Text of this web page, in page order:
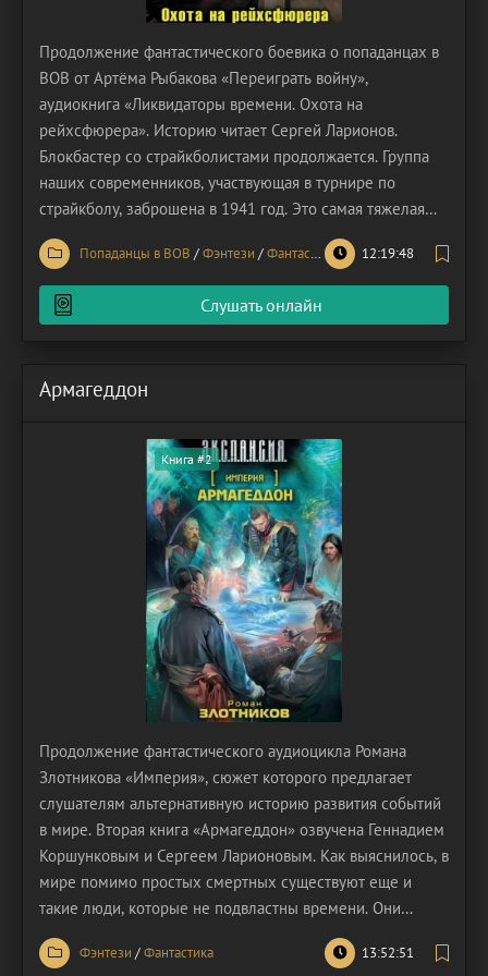
Продолжение фантастического боевика о попаданцах в
ВОВ от Артёма Рыбакова «Переиграть войну»,
аудиокнига «Ликвидаторы времени. Охота на
рейхсфюрера». Историю читает Сергей Ларионов.
Блокбастер со страйкболистами продолжается. Группа
наших современников, участвующая в турнире по
страйкболу, заброшена в 1941 год. Это самая тяжелая
пора за всю историю Великой Отечественной. Кровавое
лето стало настоящим кошмаром для воинов Красной
Армии, пытающихся удержать вражеский натиск.
Надвигающиеся силы
Попаданцы в ВОВ /Фэнтези /Фантастика 12:19:48
Слушать онлайн
Армагеддон
Книга #2
Продолжение фантастического аудиоцикла Романа
Злотникова «Империя», сюжет которого предлагает
слушателям альтернативную историю развития событий
в мире. Вторая книга «Армагеддон» озвучена Геннадием
Коршунковым и Сергеем Ларионовым. Как выяснилось, в
мире помимо простых смертных существуют еще и
такие люди, которые не подвластны времени. Они
бессмертны. Их ничего не выдает, поскольку
бессмертные тоже стареют, но вместо смерти они
Фэнтези /Фантастика 13:52:51